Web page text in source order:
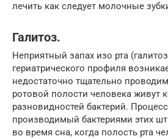
лечить как следует молочные
Галитоз.
Неприятный запах изо рта
гериатрического профиля
недостаточно тщательно
ротовой полости человека живут
разновидностей бактерий.
производимый бактериями этих
во время сна, когда полость рта